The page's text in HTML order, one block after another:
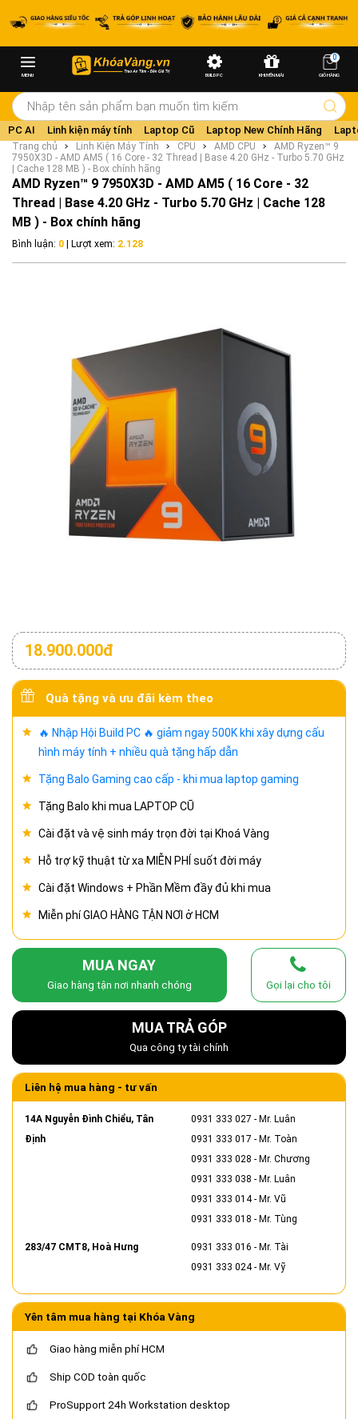
MENU BUILD PC KHUYẾN MÃI
0
GIỎ HÀNG
PC AI Linh kiện máy tính Laptop Cũ Laptop New Chính Hãng
Trang chủ Linh Kiện Máy Tính CPU AMD CPU
AMD Ryzen™ 9
7950X3D - AMD AM5 ( 16 Core - 32 Thread | Base 4.20 GHz - Turbo 5.70 GHz
| Cache 128 MB ) - Box chính hãng
AMD Ryzen™ 9 7950X3D - AMD AM5 ( 16 Core - 32
Thread | Base 4.20 GHz - Turbo 5.70 GHz | Cache 128
MB ) - Box chính hãng
Bình luận: 0 | Lượt xem: 2.128
18.900.000đ
Quà tặng và ưu đãi kèm theo
🔥 Nhập Hội Build PC 🔥 giảm ngay 500K khi xây dựng cấu
hình máy tính + nhiều quà tặng hấp dẫn
Tặng Balo Gaming cao cấp - khi mua laptop gaming
Tặng Balo khi mua LAPTOP CŨ
Cài đặt và vệ sinh máy trọn đời tại Khoá Vàng
Hỗ trợ kỹ thuật từ xa MIỄN PHÍ suốt đời máy
Cài đặt Windows + Phần Mềm đầy đủ khi mua
Miễn phí GIAO HÀNG TẬN NƠI ở HCM
MUA NGAY
Giao hàng tận nơi nhanh chóng Gọi lại cho tôi
MUA TRẢ GÓP
Qua công ty tài chính
Liên hệ mua hàng - tư vấn
14A Nguyễn Đình Chiểu, Tân
Định
0931 333 027 - Mr. Luân
0931 333 017 - Mr. Toàn
0931 333 028 - Mr. Chương
0931 333 038 - Mr. Luân
0931 333 014- Mr. Vũ
0931 333 018 - Mr. Tùng
283/47 CMT8, Hoà Hưng 0931 333 016 - Mr. Tài
0931 333 024- Mr. Vỹ
Yên tâm mua hàng tại Khóa Vàng
Giao hàng miễn phí HCM
Ship COD toàn quốc
ProSupport 24h Workstation desktop